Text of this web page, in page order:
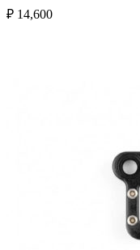
₽ 14,600